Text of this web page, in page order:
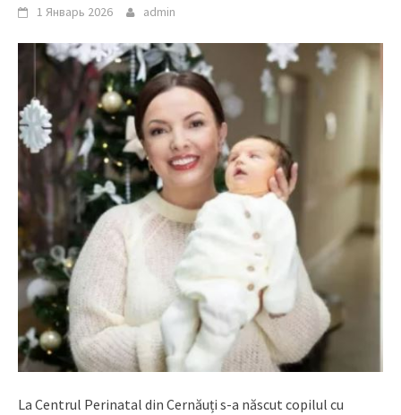
1 Январь 2026 admin
La Centrul Perinatal din Cernăuți s-a născut copilul cu